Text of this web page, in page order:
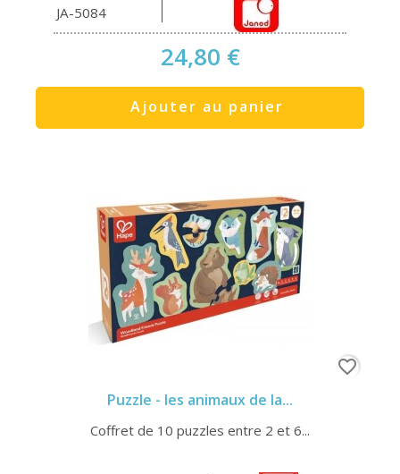
JA-5084
24,80 €
Ajouter au panier
Puzzle - les animaux de la...
Coffret de 10 puzzles entre 2 et 6...
favorite_border